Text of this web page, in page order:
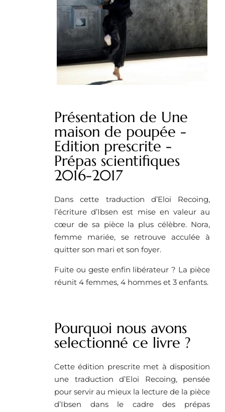
Présentation de Une
maison de poupée -
Edition prescrite -
Prépas scientifiques
2016-2017
Dans cette traduction d’Eloi Recoing,
l’écriture d’Ibsen est mise en valeur au
cœur de sa pièce la plus célèbre. Nora,
femme mariée, se retrouve acculée à
quitter son mari et son foyer.
Fuite ou geste enfin libérateur ? La pièce
réunit 4 femmes, 4 hommes et 3 enfants.
Pourquoi nous avons
selectionné ce livre ?
Cette édition prescrite met à disposition
une traduction d’Eloi Recoing, pensée
pour servir au mieux la lecture de la pièce
d’Ibsen dans le cadre des prépas